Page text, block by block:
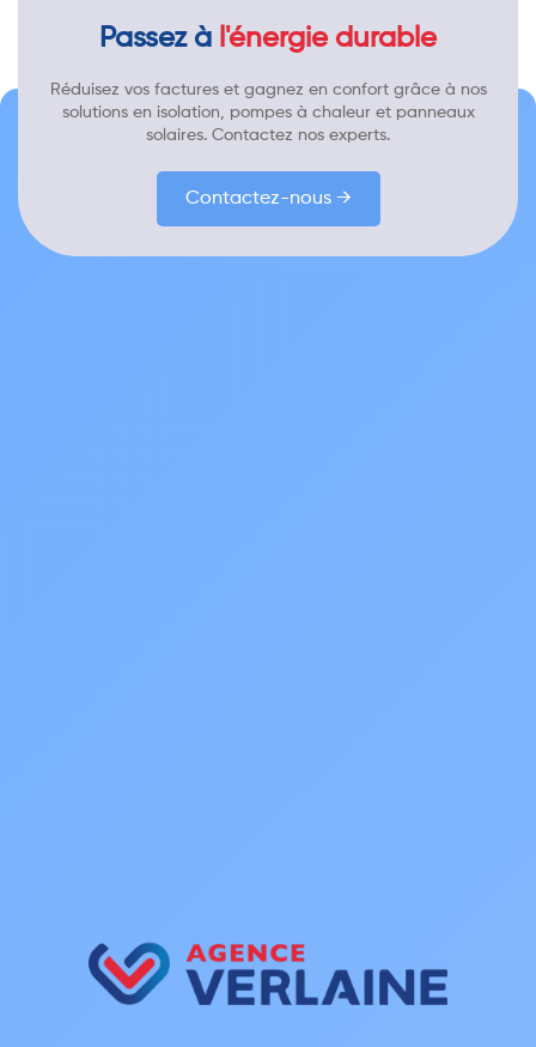
Passez à l'énergie durable
Réduisez vos factures et gagnez en confort grâce à nos
solutions en isolation, pompes à chaleur et panneaux
solaires. Contactez nos experts.
Contactez-nous →